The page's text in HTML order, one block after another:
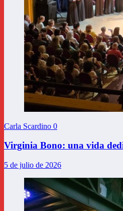
Carla Scardino 0
Virginia Bono: una vida
5 de julio de 2026